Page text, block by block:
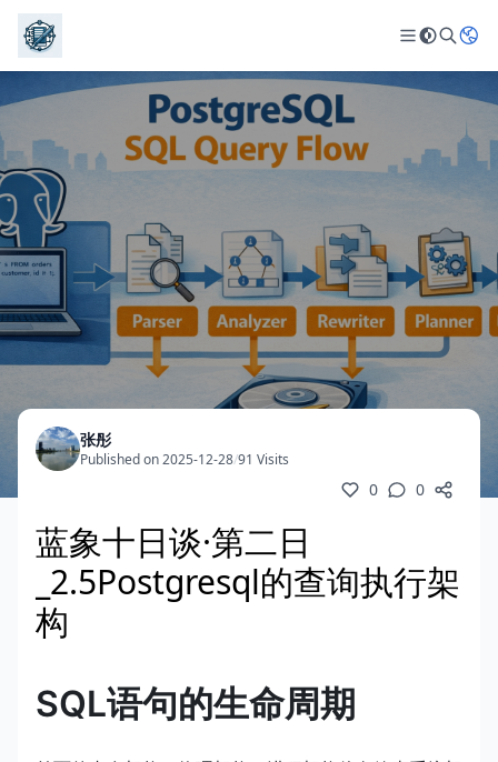
张彤
Published on 2025-12-28/91 Visits
0 0
蓝象十日谈·第二日
_2.5Postgresql的查询执行架
构
SQL语句的生命周期